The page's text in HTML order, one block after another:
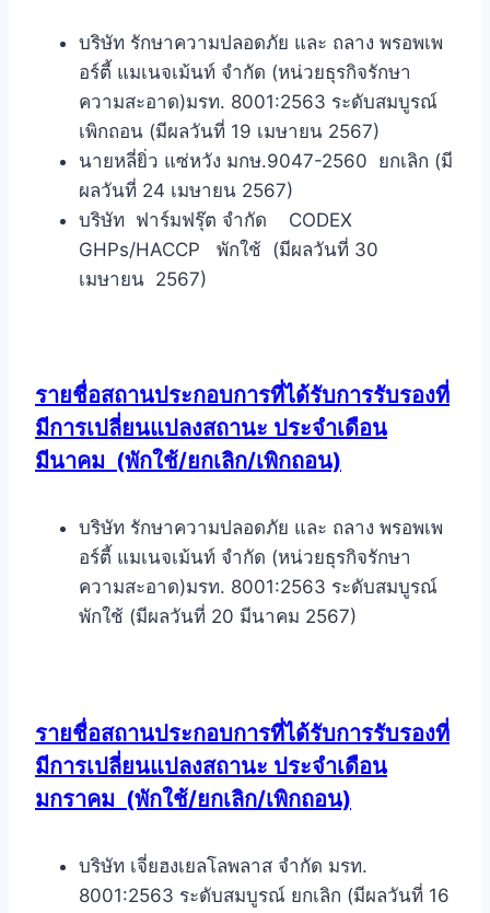
บริษัท รักษาความปลอดภัย และ ถลาง พรอพเพ
อร์ตี้ แมเนจเม้นท์ จำกัด (หน่วยธุรกิจรักษา
ความสะอาด)มรท. 8001:2563 ระดับสมบูรณ์
เพิกถอน (มีผลวันที่ 19 เมษายน 2567)
นายหลี่ยิ่ว แซ่หวัง มกษ.9047-2560 ยกเลิก (มี
ผลวันที่ 24 เมษายน 2567)
บริษัท ฟาร์มฟรุ๊ต จำกัด CODEX
GHPs/HACCP พักใช้ (มีผลวันที่ 30
เมษายน 2567)
รายชื่อสถานประกอบการที่ได้รับการรับรองที่
มีการเปลี่ยนแปลงสถานะ ประจำเดือน
มีนาคม (พักใช้/ยกเลิก/เพิกถอน)
บริษัท รักษาความปลอดภัย และ ถลาง พรอพเพ
อร์ตี้ แมเนจเม้นท์ จำกัด (หน่วยธุรกิจรักษา
ความสะอาด)มรท. 8001:2563 ระดับสมบูรณ์
พักใช้ (มีผลวันที่ 20 มีนาคม 2567)
รายชื่อสถานประกอบการที่ได้รับการรับรองที่
มีการเปลี่ยนแปลงสถานะ ประจำเดือน
มกราคม (พักใช้/ยกเลิก/เพิกถอน)
บริษัท เจี่ยฮงเยลโลพลาส จำกัด มรท.
8001:2563 ระดับสมบูรณ์ ยกเลิก (มีผลวันที่ 16